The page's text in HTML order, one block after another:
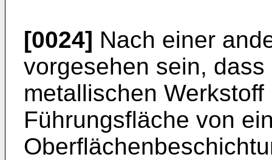
[0024] Nach einer
vorgesehen sein,
metallischen
Führungsfläche von